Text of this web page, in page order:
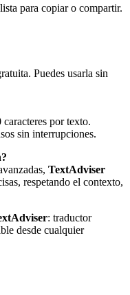
para copiar o compartir.
Puedes usarla sin
por texto.
sin interrupciones.
TextAdviser
respetando el contexto,
: traductor
desde cualquier